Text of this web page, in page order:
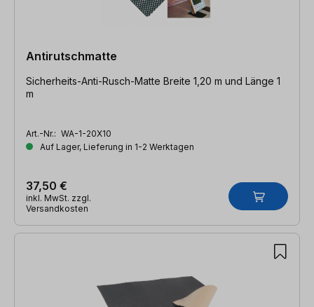
Antirutschmatte
Sicherheits-Anti-Rusch-Matte Breite 1,20 m und Länge 1
m
Art.-Nr.: WA-1-20X10
Auf Lager, Lieferung in 1-2 Werktagen
37,50 €
inkl. MwSt. zzgl.
Versandkosten